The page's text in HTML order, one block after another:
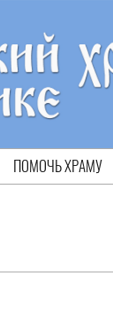
ПОМОЧЬ ХРАМУ